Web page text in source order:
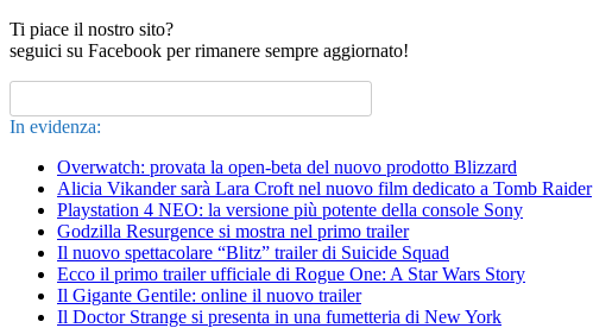
Ti piace il nostro sito?
seguici su Facebook per rimanere sempre aggiornato!
In evidenza:
Overwatch: provata la open-beta del nuovo prodotto Blizzard
Alicia Vikander sarà Lara Croft nel nuovo film dedicato a Tomb Raider
Playstation 4 NEO: la versione più potente della console Sony
Godzilla Resurgence si mostra nel primo trailer
Il nuovo spettacolare “Blitz” trailer di Suicide Squad
Ecco il primo trailer ufficiale di Rogue One: A Star Wars Story
Il Gigante Gentile: online il nuovo trailer
Il Doctor Strange si presenta in una fumetteria di New York